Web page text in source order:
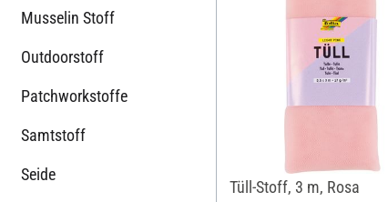
Musselin Stoff
Outdoorstoff
Patchworkstoffe
Samtstoff
Seide
Tüll-Stoff, 3 m, Rosa